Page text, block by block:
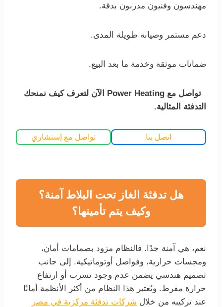
مهندسون وفنيون مدربون بدقة.
دعم مستمر وصيانة طويلة المدى.
ضمانات موثقة وخدمة ما بعد البيع.
تواصل مع Power Heating الآن لتعرف كيف نمنحك
التدفئة المثالية.
اتصل بنا تواصل مع إستشاري
هل تدفئة الغاز تحت البلاط آمنة؟
وكيف يتم تأمينها؟
نعم، هي آمنة جدًا. فالنظام مزود بصمامات أمان،
ومجسات حرارية، وفواصل أوتوماتيكية. إلى جانب
تصميم هندسي يضمن عدم وجود تسرب أو ارتفاع
حرارة مفرط. ويُعتبر هذا النظام من أكثر الأنظمة أمانًا
عند تركيبه من خلال شركات تدفئة مركزية في مصر